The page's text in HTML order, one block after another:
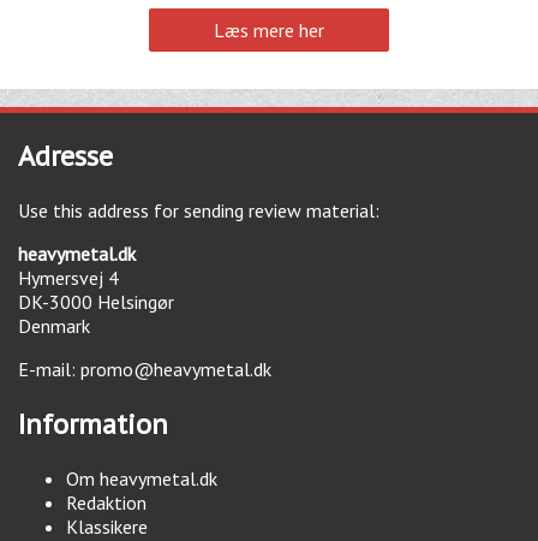
Læs mere her
Adresse
Use this address for sending review material:
heavymetal.dk
Hymersvej 4
DK-3000 Helsingør
Denmark
E-mail: promo@heavymetal.dk
Information
Om heavymetal.dk
Redaktion
Klassikere